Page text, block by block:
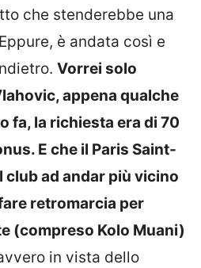
che stenderebbe una
è andata così e
Vorrei solo
appena qualche
fa, la richiesta era di 70
E che il Paris Saint-
club ad andar più vicino
retromarcia per
(compreso Kolo Muani)
in vista dello